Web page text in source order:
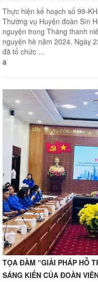
Thực hiện kế hoạch số 99-
Thường vụ Huyện đoàn Sìn
nguyện trong Tháng thanh
nguyện hè năm 2024. Ngày
đã tổ chức ...
a
TỌA ĐÀM “GIẢI PHÁP HỖ
SÁNG KIẾN CỦA ĐOÀN